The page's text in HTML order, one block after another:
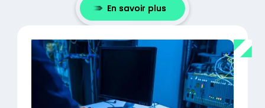
En savoir plus